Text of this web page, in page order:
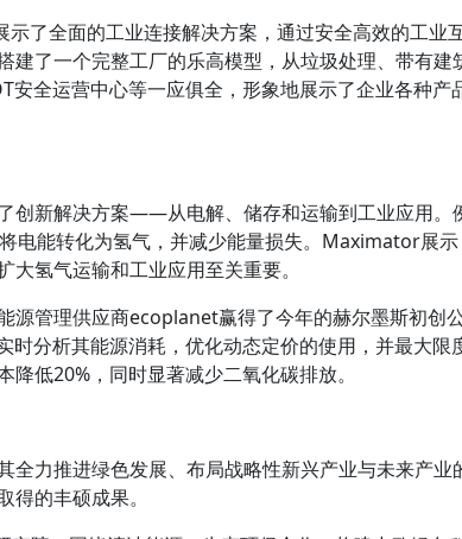
了全面的工业连接解决方案，通过安全高效的工业
建了一个完整工厂的乐高模型，从垃圾处理、带有建
全运营中心等一应俱全，形象地展示了企业各种产
创新解决方案——从电解、储存和运输到工业应用。
电能转化为氢气，并减少能量损失。Maximator展示
氢气运输和工业应用至关重要。
源管理供应商ecoplanet赢得了今年的赫尔墨斯初创
时分析其能源消耗，优化动态定价的使用，并最大限
低20%，同时显著减少二氧化碳排放。
全力推进绿色发展、布局战略性新兴产业与未来产业
的丰硕成果。